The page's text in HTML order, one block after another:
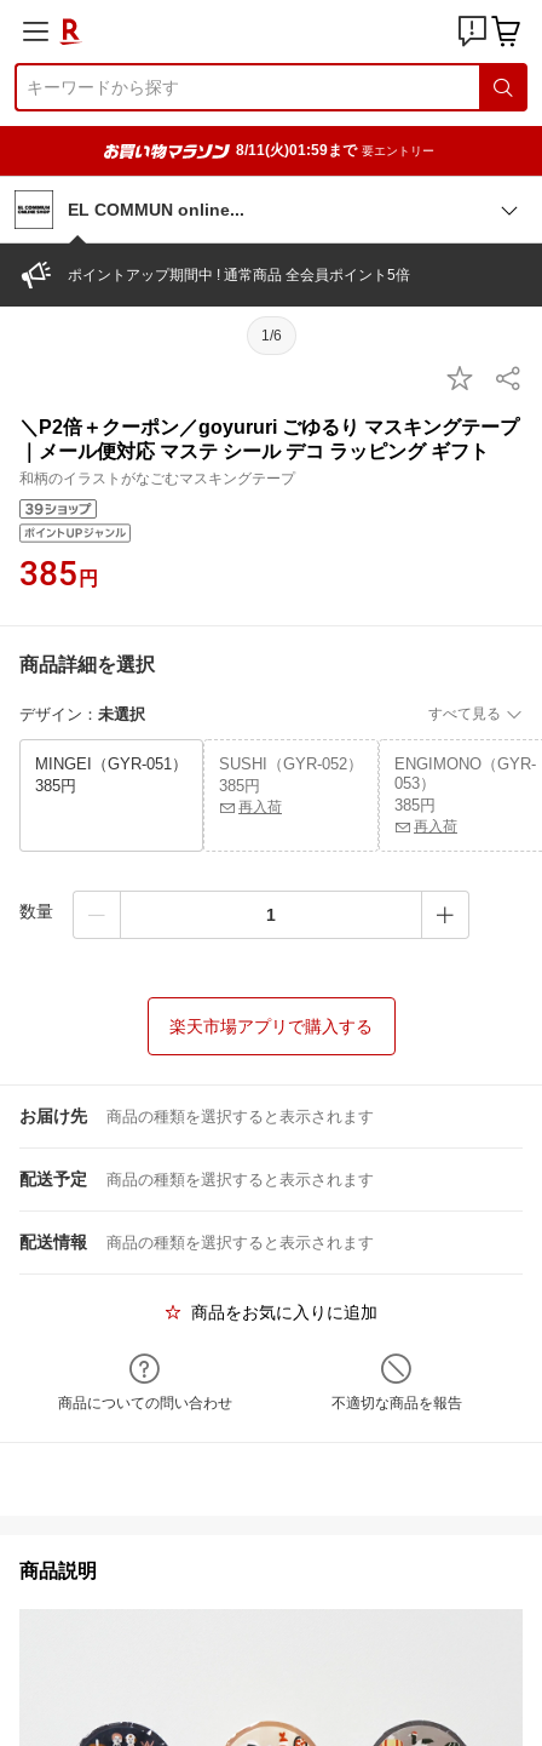
8/11(火)01:59まで 要エントリー
EL COMMUN online
ポイントアップ期間中 ! 通常商品 全会員ポイント5倍
1/6
＼P2倍＋クーポン／goyururi ごゆるり マスキングテープ
｜メール便対応 マステ シール デコ ラッピング ギフト
和柄のイラストがなごむマスキングテープ
385 円
商品詳細を選択
デザイン ： 未選択 すべて見る
MINGEI（GYR-051）
385円
SUSHI（GYR-052）
385円
再入荷
ENGIMONO（GYR-
053）
385円
再入荷
数量
楽天市場アプリで購入する
お届け先 商品の種類を選択すると表示されます
配送予定 商品の種類を選択すると表示されます
配送情報 商品の種類を選択すると表示されます
商品をお気に入りに追加
商品についての問い合わせ 不適切な商品を報告
商品説明